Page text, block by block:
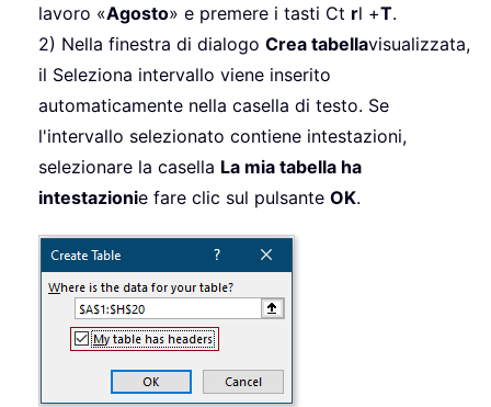
lavoro «Agosto» e premere i tasti Ct rl +T.
2) Nella finestra di dialogo Crea tabellavisualizzata,
il Seleziona intervallo viene inserito
automaticamente nella casella di testo. Se
l'intervallo selezionato contiene intestazioni,
selezionare la casella La mia tabella ha
intestazionie fare clic sul pulsante OK.